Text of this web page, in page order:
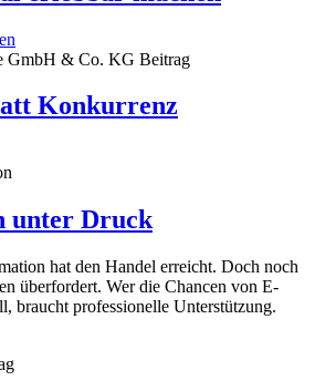
GmbH & Co. KG Beitrag
Konkurrenz
unter Druck
hat den Handel erreicht. Doch noch
überfordert. Wer die Chancen von E-
braucht professionelle Unterstützung.